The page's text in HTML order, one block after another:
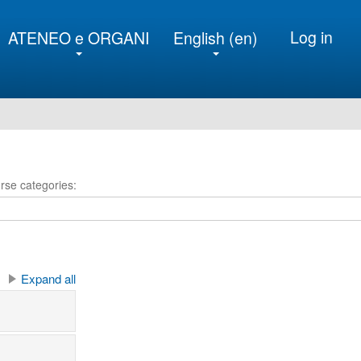
Log in
ATENEO e ORGANI English ‎(en)‎
categories:
Expand all